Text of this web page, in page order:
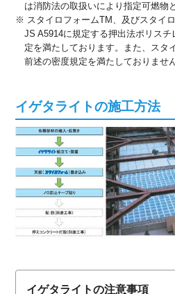
は消防法の取扱いにより指定可燃物
※ スタイロフォームTM、及びスタイ
JS A5914に規定する押出法ポリス
定を満たしております。また、スタ
前述の密度規定を満たしておりません
イゲタライトの施工方法
イゲタライトの注意事項